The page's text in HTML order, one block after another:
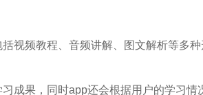
视频教程、音频讲解、图文解析等多种
成果，同时app还会根据用户的学习情